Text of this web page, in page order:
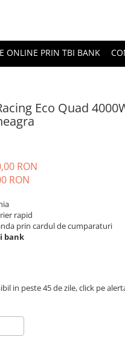
ONLINE PRIN TBI BANK
Eco Quad
RON
RON
rapid
prin cardul de cumparaturi
bank
in peste 45 de zile, click pe